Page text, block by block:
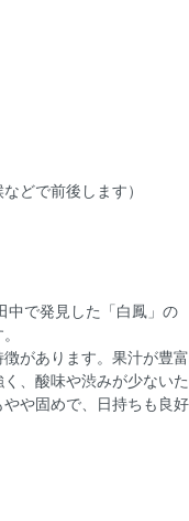
どで前後します）
中で発見した「白鳳」の
があります。果汁が豊富
、酸味や渋みが少ないた
や固めで、日持ちも良好